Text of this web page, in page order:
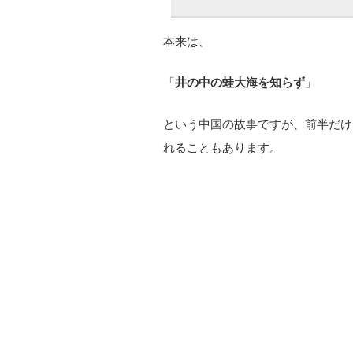
本来は、
「井の中の蛙大海を知らず 」
という中国の故事ですが、前半だ
れることもあります。